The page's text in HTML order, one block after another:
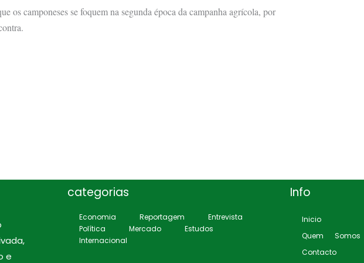
os camponeses se foquem na segunda época da campanha agrícola, por
e
categorias
Economia Reportagem
Entrevista
Política
Mercado
Estudos
Internacional
Info
Inicio
Quem Somos
Contacto